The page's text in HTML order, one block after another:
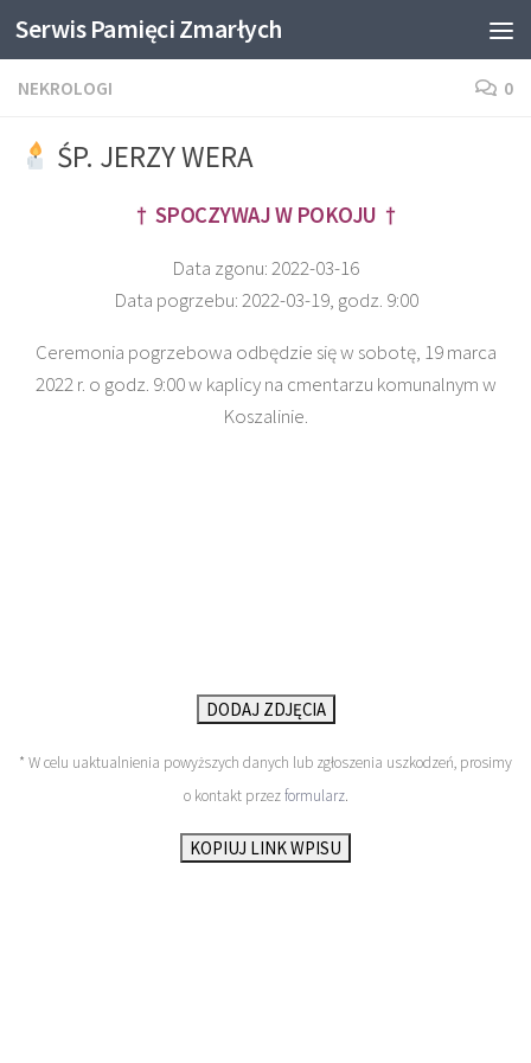
Skip to content
Serwis Pamięci Zmarłych
NEKROLOGI 0
ŚP. JERZY WERA
† SPOCZYWAJ W POKOJU †
Data zgonu: 2022-03-16
Data pogrzebu: 2022-03-19, godz. 9:00
Ceremonia pogrzebowa odbędzie się w sobotę, 19 marca
2022 r. o godz. 9:00 w kaplicy na cmentarzu komunalnym w
Koszalinie.
DODAJ ZDJĘCIA
* W celu uaktualnienia powyższych danych lub zgłoszenia uszkodzeń, prosimy
o kontakt przezformularz.
KOPIUJ LINK WPISU